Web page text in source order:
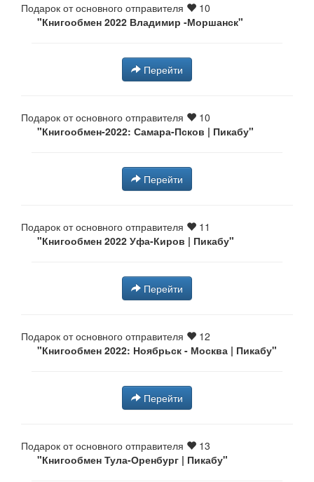
Подарок от основного отправителя
10
"Книгообмен 2022 Владимир -Моршанск"
Перейти
Подарок от основного отправителя
10
"Книгообмен-2022: Самара-Псков | Пикабу"
Перейти
Подарок от основного отправителя
11
"Книгообмен 2022 Уфа-Киров | Пикабу"
Перейти
Подарок от основного отправителя
12
"Книгообмен 2022: Ноябрьск - Москва | Пикабу"
Перейти
Подарок от основного отправителя
13
"Книгообмен Тула-Оренбург | Пикабу"